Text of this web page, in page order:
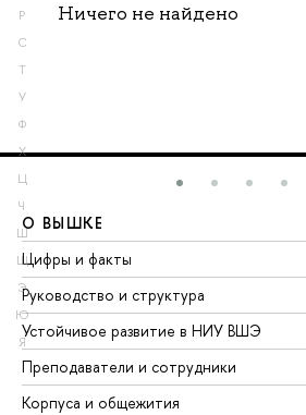
Р
С
Т
У
Ф
Х
Ц
Ч
Ш
Щ
Э
Ю
Я
Ничего не найдено
О ВЫШКЕ
Цифры и факты
Руководство и структура
Устойчивое развитие в НИУ ВШЭ
Преподаватели и сотрудники
Корпуса и общежития